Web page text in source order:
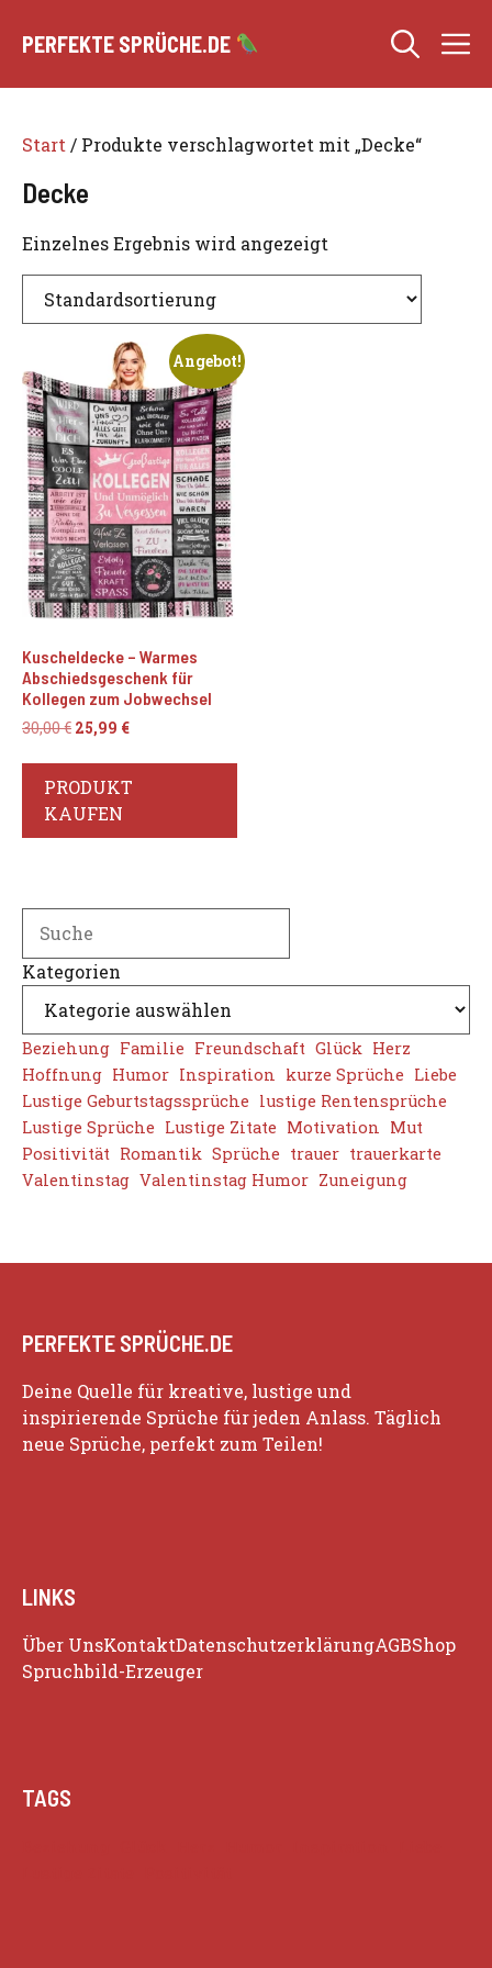
Inhalt
PERFEKTE SPRÜCHE.DE
Start / Produkte verschlagwortet mit „Decke“
Decke
Einzelnes Ergebnis wird angezeigt
Angebot!
Kuscheldecke – Warmes
Abschiedsgeschenk für
Kollegen zum Jobwechsel
30,00€ Ursprünglicher
30,00 €
25,99 €Aktueller
PRODUKT
KAUFEN
Search
Kategorien
Beziehung Familie Freundschaft Glück Herz
Hoffnung Humor Inspiration kurze Sprüche Liebe
Lustige Geburtstagssprüche lustige Rentensprüche
Lustige Sprüche Lustige Zitate Motivation Mut
Positivität Romantik Sprüche trauer trauerkarte
Valentinstag Valentinstag Humor Zuneigung
PERFEKTE SPRÜCHE.DE
Deine Quelle für kreative, lustige und
inspirierende Sprüche für jeden Anlass. Täglich
neue Sprüche, perfekt zum Teilen!
LINKS
Über UnsKontaktDatenschutzerklärungAGBShop
Spruchbild-Erzeuger
TAGS